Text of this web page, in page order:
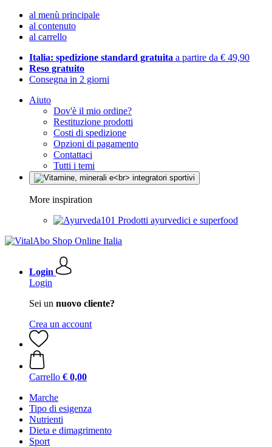
al menù principale
al contenuto
al carrello
Italia: spedizione standard gratuita a partire da € 49,90
Reso gratuito
Consegna in 2 giorni
Aiuto
Dov'è il mio ordine?
Restituzione prodotti
Costi di spedizione
Opzioni di pagamento
Contattaci
Tutti i temi
More inspiration
Prodotti ayurvedici e superfood
Login
Login
Sei un nuovo cliente?
Crea un account
Carrello € 0,00
Marche
Tipo di esigenza
Nutrienti
Dieta e dimagrimento
Sport